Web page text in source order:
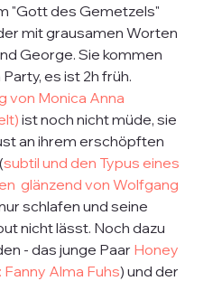
"Gott des Gemetzels"
mit grausamen Worten
George. Sie kommen
es ist 2h früh.
von Monica Anna
ist noch nicht müde, sie
an ihrem erschöpften
subtil und den Typus eines
glänzend von Wolfgang
schlafen und seine
nicht lässt. Noch dazu
- das junge Paar Honey
Fanny Alma Fuhs) und der